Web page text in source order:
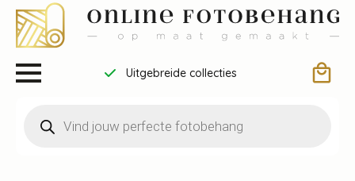
Uitgebreide collecties
zoeken